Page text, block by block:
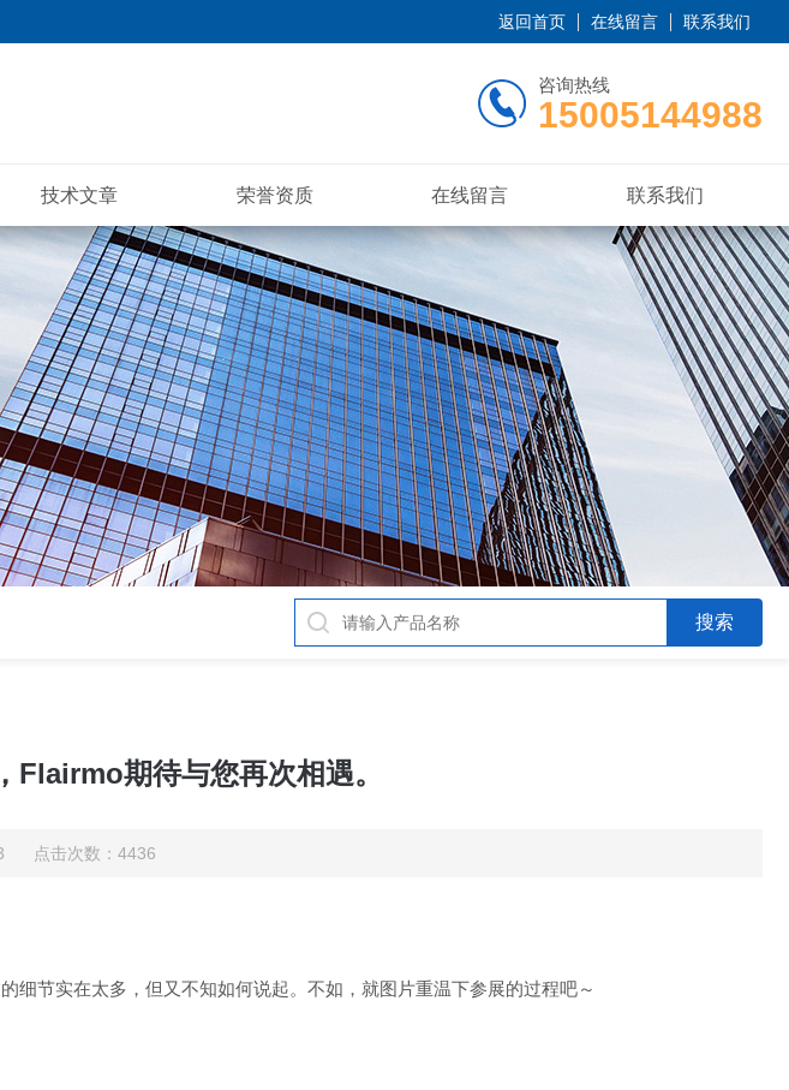
返回首页 在线留言 联系我们
咨询热线
15005144988
技术文章 荣誉资质 在线留言 联系我们
Flairmo期待与您再次相遇。
点击次数：4436
细节实在太多，但又不知如何说起。 不如，就图片重温下参展的过程吧～